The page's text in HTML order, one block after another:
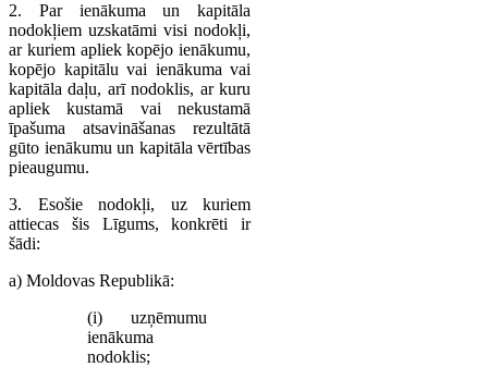
2. Par ienākuma un kapitāla
nodokļiem uzskatāmi visi nodokļi,
ar kuriem apliek kopējo ienākumu,
kopējo kapitālu vai ienākuma vai
kapitāla daļu, arī nodoklis, ar kuru
apliek kustamā vai nekustamā
īpašuma atsavināšanas rezultātā
gūto ienākumu un kapitāla vērtības
pieaugumu.
3. Esošie nodokļi, uz kuriem
attiecas šis Līgums, konkrēti ir
šādi:
a) Moldovas Republikā:
(i) uzņēmumu
ienākuma
nodoklis;